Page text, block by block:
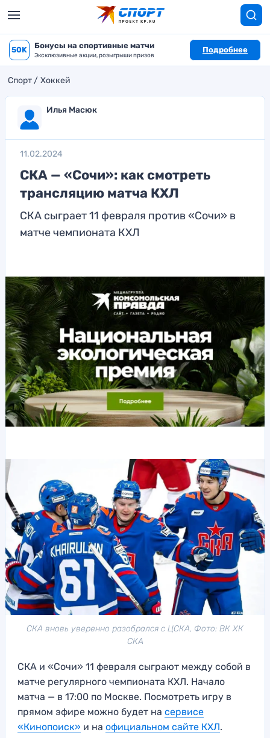
50K Бонусы на спортивные матчи
Эксклюзивные акции, розыгрыши призов
Подробнее
Спорт Хоккей
Илья Масюк
11.02.2024
СКА — «Сочи»: как смотреть
трансляцию матча КХЛ
СКА сыграет 11 февраля против «Сочи» в
матче чемпионата КХЛ
СКА вновь уверенно разобрался с ЦСКА, Фото: ВК ХК
СКА
СКА и «Сочи» 11 февраля сыграют между собой в
матче регулярного чемпионата КХЛ. Начало
матча — в 17:00 по Москве. Посмотреть игру в
прямом эфире можно будет на сервисе
«Кинопоиск» и на официальном сайте КХЛ.